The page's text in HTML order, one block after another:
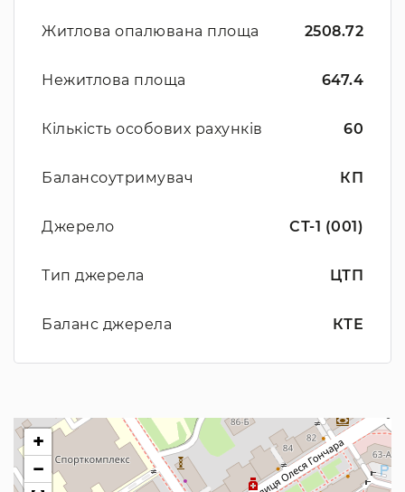
Житлова опалювана площа 2508.72
Нежитлова площа 647.4
Кількість особових рахунків 60
Балансоутримувач КП
Джерело СТ-1 (001)
Тип джерела ЦТП
Баланс джерела КТЕ
+
−